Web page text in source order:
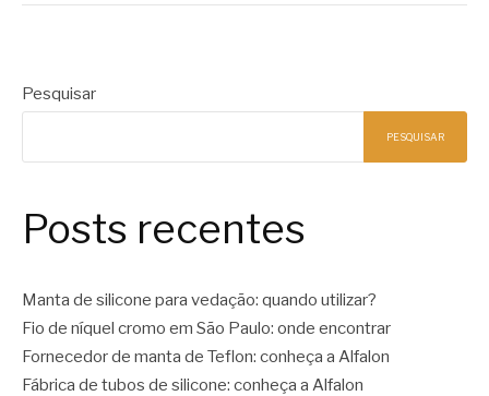
Pesquisar
PESQUISAR
Posts recentes
Manta de silicone para vedação: quando utilizar?
Fio de níquel cromo em São Paulo: onde encontrar
Fornecedor de manta de Teflon: conheça a Alfalon
Fábrica de tubos de silicone: conheça a Alfalon